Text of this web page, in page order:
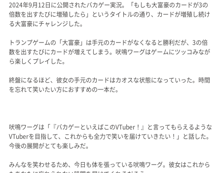
2024年9月12日に公開されたバカゲー実況。「もしも大富豪のカードが3の
倍数を出すたびに増殖したら」というタイトルの通り、カードが増殖し続け
る大富豪にチャレンジした。
トランプゲームの「大富豪」は手元のカードがなくなると勝利だが、3の倍
数を出すたびにカードが増えてしまう。吠鳴ワーグはゲームにツッコみなが
ら楽しくプレイした。
終盤になるほど、彼女の手元のカードはカオスな状態になっていった。時間
を忘れて笑いたい方におすすめの一本だ。
吠鳴ワーグは「『バカゲーといえばこのVTuber！』と言ってもらえるような
VTuberを目指して、これからも全力で笑いを届けていきたい！」と話した。
今後の展開がとても楽しみだ。
みんなを笑わせるため、今日も体を張っている吠鳴ワーグ。彼女はこれから